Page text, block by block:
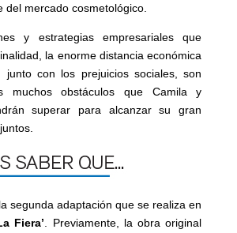
del mercado cosmetológico.
y estrategias empresariales que
la enorme distancia económica
junto con los prejuicios sociales, son
muchos obstáculos que Camila y
superar para alcanzar su gran
segunda adaptación que se realiza en
Fiera’ . Previamente, la obra original